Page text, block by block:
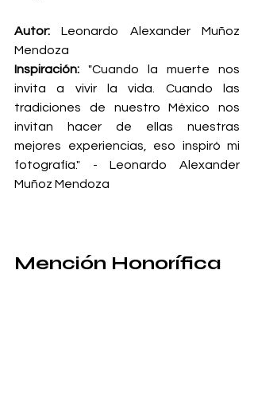
Autor: Leonardo Alexander Muñoz
Mendoza
Inspiración: "Cuando la muerte nos
invita a vivir la vida. Cuando las
tradiciones de nuestro México nos
invitan hacer de ellas nuestras
mejores experiencias, eso inspiró mi
fotografía." - Leonardo Alexander
Muñoz Mendoza
Mención Honorífica